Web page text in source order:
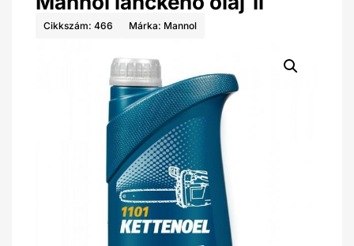
Cikkszám: 466 Márka: Mannol